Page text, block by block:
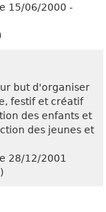
15/06/2000 -
but d'organiser
festif et créatif
des enfants et
des jeunes et
28/12/2001